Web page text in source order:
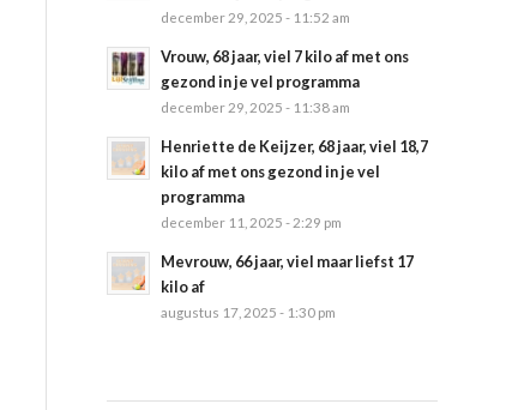
december 29, 2025 - 11:52 am
Vrouw, 68 jaar, viel 7 kilo af met ons
gezond in je vel programma
december 29, 2025 - 11:38 am
Henriette de Keijzer, 68 jaar, viel 18,7
kilo af met ons gezond in je vel
programma
december 11, 2025 - 2:29 pm
Mevrouw, 66 jaar, viel maar liefst 17
kilo af
augustus 17, 2025 - 1:30 pm